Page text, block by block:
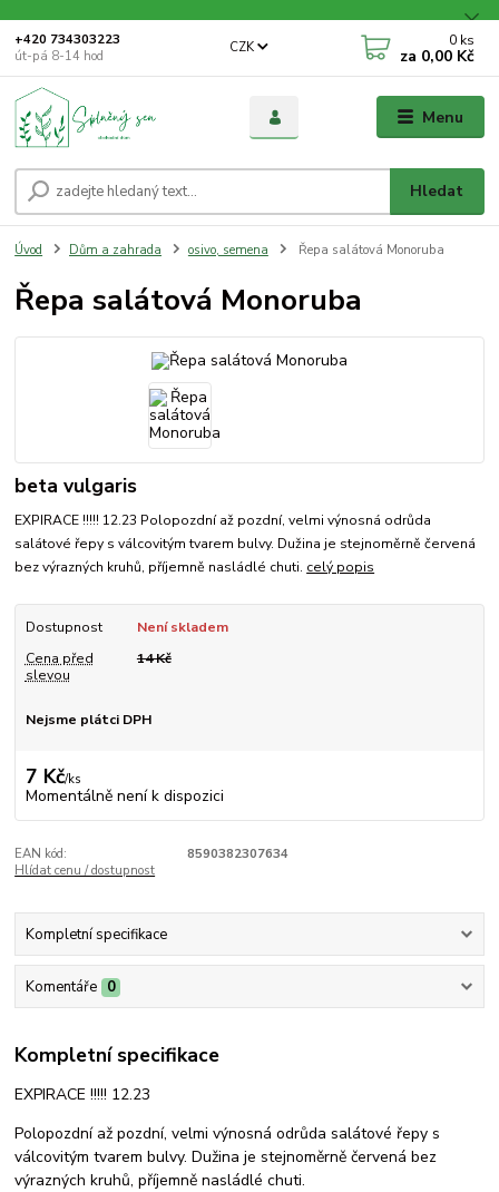
Menu
CZK
Hledat
+420 734303223
út-pá 8-14 hod
0 ks
za 0,00 Kč
Úvod Dům a zahrada osivo, semena Řepa salátová Monoruba
Řepa salátová Monoruba
beta vulgaris
EXPIRACE !!!!! 12.23 Polopozdní až pozdní, velmi výnosná odrůda
salátové řepy s válcovitým tvarem bulvy. Dužina je stejnoměrně červená
bez výrazných kruhů, příjemně nasládlé chuti. celý popis
Dostupnost
Není skladem
Cena před
slevou
14 Kč
Nejsme plátci DPH
7 Kč/ks
Momentálně není k dispozici
EAN kód:
8590382307634
Hlídat cenu / dostupnost
Kompletní specifikace
Komentáře 0
Kompletní specifikace
EXPIRACE !!!!! 12.23
Polopozdní až pozdní, velmi výnosná odrůda salátové řepy s
válcovitým tvarem bulvy. Dužina je stejnoměrně červená bez
výrazných kruhů, příjemně nasládlé chuti.